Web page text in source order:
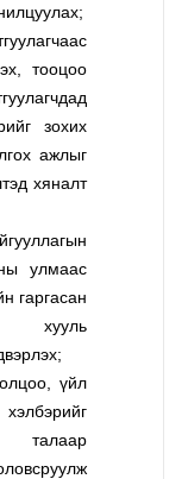
тооцоо
зохих
ажлыг
хяналт
улмаас
гаргасан
хууль
үйл
талаар